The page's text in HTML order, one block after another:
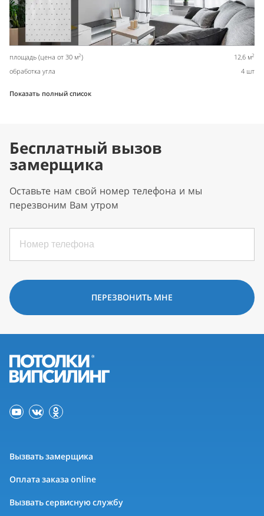
площадь (цена от 30 м2) 12,6 м2
обработка угла 4 шт
Показать полный список
Бесплатный вызов
замерщика
Оставьте нам свой номер телефона и мы
перезвоним Вам утром
ПЕРЕЗВОНИТЬ МНЕ
Вызвать замерщика
Оплата заказа online
Вызвать сервисную службу